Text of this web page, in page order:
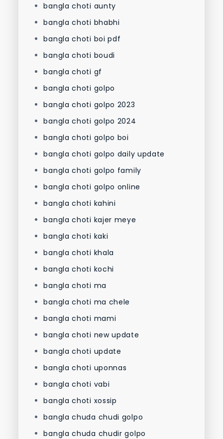
bangla choti aunty
bangla choti bhabhi
bangla choti boi pdf
bangla choti boudi
bangla choti gf
bangla choti golpo
bangla choti golpo 2023
bangla choti golpo 2024
bangla choti golpo boi
bangla choti golpo daily update
bangla choti golpo family
bangla choti golpo online
bangla choti kahini
bangla choti kajer meye
bangla choti kaki
bangla choti khala
bangla choti kochi
bangla choti ma
bangla choti ma chele
bangla choti mami
bangla choti new update
bangla choti update
bangla choti uponnas
bangla choti vabi
bangla choti xossip
bangla chuda chudi golpo
bangla chuda chudir golpo